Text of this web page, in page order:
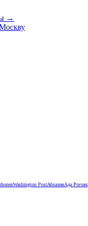
→
Washington PostАбхазияАда